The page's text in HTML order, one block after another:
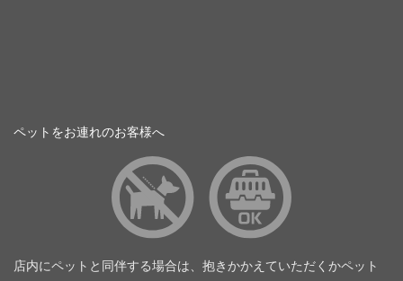
ペットをお連れのお客様へ
店内にペットと同伴する場合は、抱きかかえていただくかペット